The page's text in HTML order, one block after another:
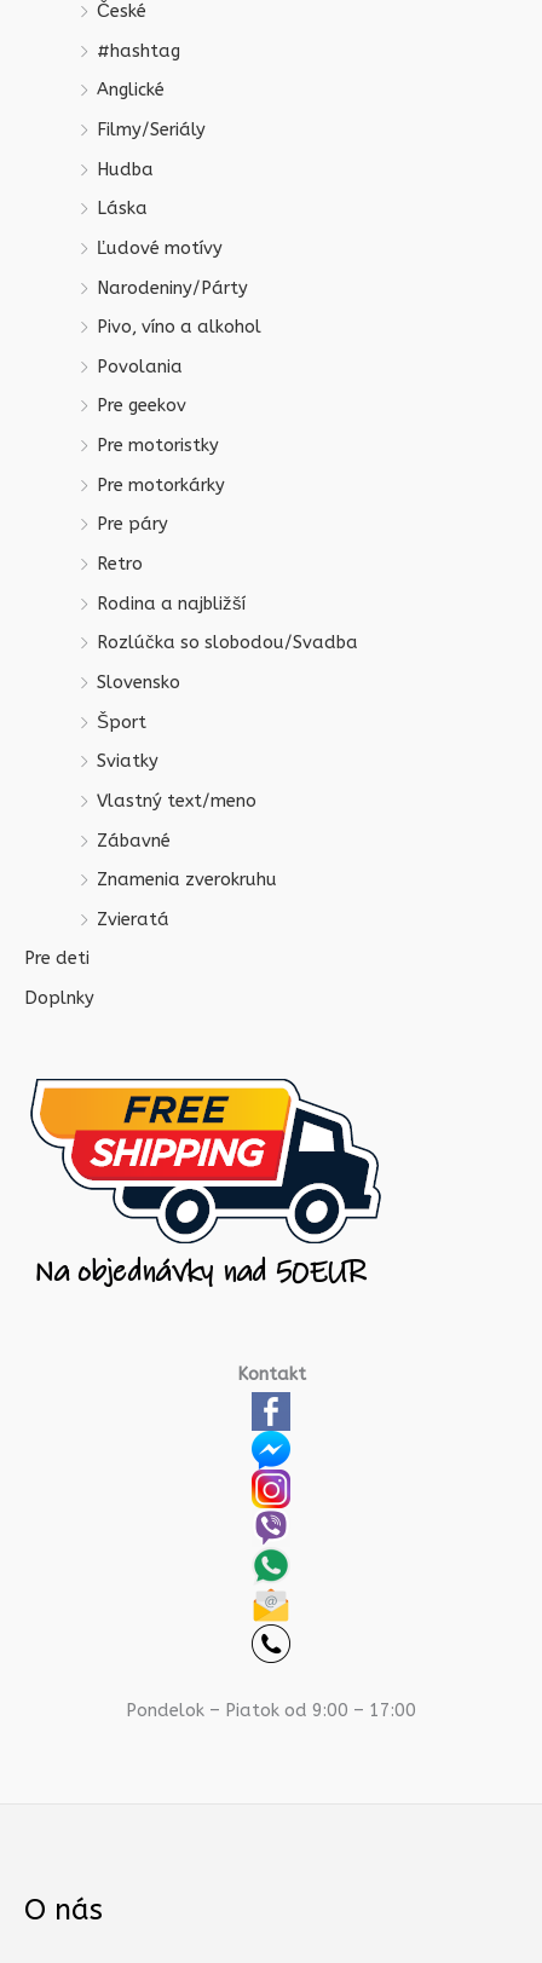
České
#hashtag
Anglické
Filmy/Seriály
Hudba
Láska
Ľudové motívy
Narodeniny/Párty
Pivo, víno a alkohol
Povolania
Pre geekov
Pre motoristky
Pre motorkárky
Pre páry
Retro
Rodina a najbližší
Rozlúčka so slobodou/Svadba
Slovensko
Šport
Sviatky
Vlastný text/meno
Zábavné
Znamenia zverokruhu
Zvieratá
Pre deti
Doplnky
Kontakt
Pondelok – Piatok od 9:00 – 17:00
O nás